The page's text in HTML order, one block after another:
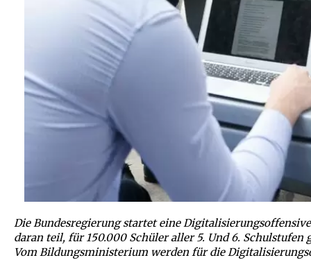
Die Bundesregierung startet eine
daran teil, für 150.000 Schüler aller 5. Und 6. Schulstufen
Vom Bildungsministerium werden für die